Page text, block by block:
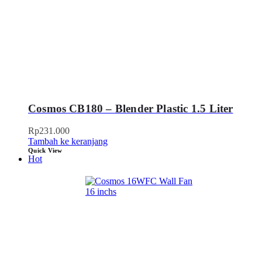
Cosmos CB180 – Blender Plastic 1.5 Liter
Rp231.000
Tambah ke keranjang
Quick View
Hot